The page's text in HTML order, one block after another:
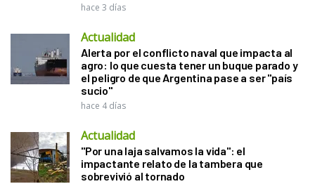
hace 3 días
Actualidad
Alerta por el conflicto naval que impacta al
agro: lo que cuesta tener un buque parado y
el peligro de que Argentina pase a ser "país
sucio"
hace 4 días
Actualidad
"Por una laja salvamos la vida": el
impactante relato de la tambera que
sobrevivió al tornado